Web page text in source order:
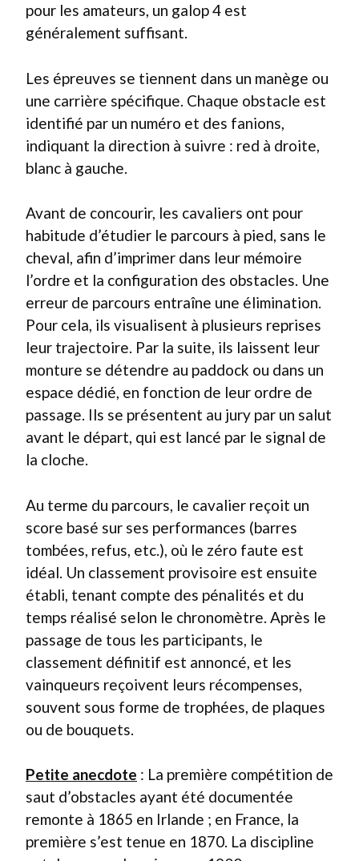
pour les amateurs, un galop 4 est
généralement suffisant.
Les épreuves se tiennent dans un manège ou
une carrière spécifique. Chaque obstacle est
identifié par un numéro et des fanions,
indiquant la direction à suivre : red à droite,
blanc à gauche.
Avant de concourir, les cavaliers ont pour
habitude d’étudier le parcours à pied, sans le
cheval, afin d’imprimer dans leur mémoire
l’ordre et la configuration des obstacles. Une
erreur de parcours entraîne une élimination.
Pour cela, ils visualisent à plusieurs reprises
leur trajectoire. Par la suite, ils laissent leur
monture se détendre au paddock ou dans un
espace dédié, en fonction de leur ordre de
passage. Ils se présentent au jury par un salut
avant le départ, qui est lancé par le signal de
la cloche.
Au terme du parcours, le cavalier reçoit un
score basé sur ses performances (barres
tombées, refus, etc.), où le zéro faute est
idéal. Un classement provisoire est ensuite
établi, tenant compte des pénalités et du
temps réalisé selon le chronomètre. Après le
passage de tous les participants, le
classement définitif est annoncé, et les
vainqueurs reçoivent leurs récompenses,
souvent sous forme de trophées, de plaques
ou de bouquets.
Petite anecdote : La première compétition de
saut d’obstacles ayant été documentée
remonte à 1865 en Irlande ; en France, la
première s’est tenue en 1870. La discipline